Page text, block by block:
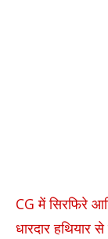
CG में सिरफिरे
धारदार हथियार